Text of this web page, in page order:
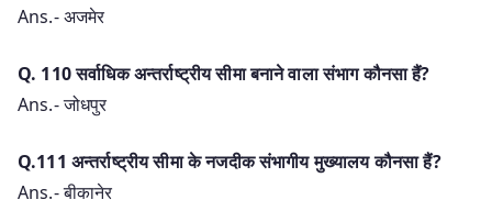
Ans.- अजमेर
Q. 110 सर्वाधिक अन्तर्राष्ट्रीय सीमा बनाने वाला संभाग कौनसा हैं?
Ans.- जोधपुर
Q.111 अन्तर्राष्ट्रीय सीमा के नजदीक संभागीय मुख्यालय कौनसा हैं?
Ans.- बीकानेर